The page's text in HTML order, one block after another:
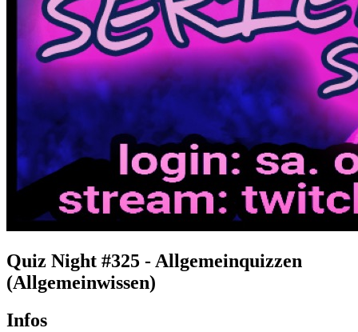
Quiz Night #325 - Allgemeinquizzen
(Allgemeinwissen)
Infos